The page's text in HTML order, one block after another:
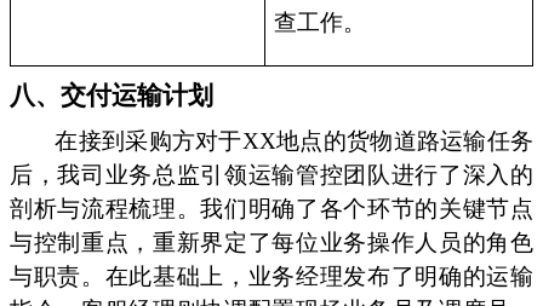
查工作。
八、交付运输计划
在接到采购方对于XX地点的货物道路运输任务
后，我司业务总监引领运输管控团队进行了深入的
剖析与流程梳理。我们明确了各个环节的关键节点
与控制重点，重新界定了每位业务操作人员的角色
与职责。在此基础上，业务经理发布了明确的运输